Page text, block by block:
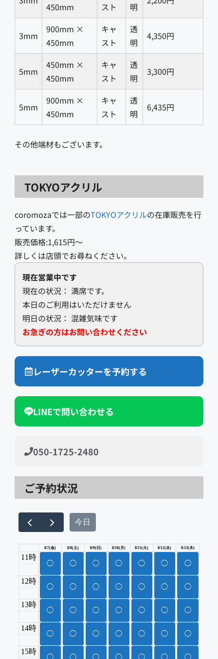
450mm スト 明
3mm
900mm ×
450mm
キャ
スト
透
明
4,350円
5mm
450mm ×
450mm
キャ
スト
透
明
3,300円
5mm
900mm ×
450mm
キャ
スト
透
明
6,435円
その他端材もございます。
TOKYOアクリル
coromozaでは一部のTOKYOアクリルの在庫販売を行
っています。
販売価格:1,615円〜
詳しくは店頭でお尋ねください。
現在営業中です
現在の状況： 満席です。
本日のご利用はいただけません
明日の状況： 混雑気味です
お急ぎの方はお問い合わせください
レーザーカッターを予約する
LINEで問い合わせる
050-1725-2480
ご予約状況